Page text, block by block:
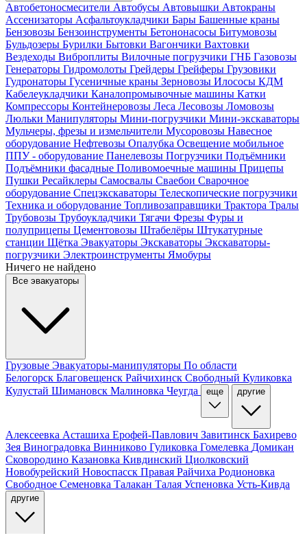
Автобетоносмесители Автобусы Автовышки Автокраны
Ассенизаторы Асфальтоукладчики Бары Башенные краны
Бензовозы Бензоинструменты Бетононасосы Битумовозы
Бульдозеры Бурилки Бытовки Вагончики Вахтовки
Вездеходы Виброплиты Вилочные погрузчики ГНБ Газовозы
Генераторы Гидромолоты Грейдеры Грейферы Грузовики
Гудронаторы Гусеничные краны Зерновозы Илососы КДМ
Кабелеукладчики Каналопромывочные машины Катки
Компрессоры Контейнеровозы Леса Лесовозы Ломовозы
Люльки Манипуляторы Мини-погрузчики Мини-экскаваторы
Мульчеры, фрезы и измельчители Мусоровозы Навесное
оборудование Нефтевозы Опалубка Освещение мобильное
ППУ - оборудование Панелевозы Погрузчики Подъёмники
Подъёмники фасадные Поливомоечные машины Прицепы
Пушки Ресайклеры Самосвалы Сваебои Сварочное
оборудование Спецэкскаваторы Телескопические погрузчики
Техника и оборудование Топливозаправщики Трактора Тралы
Трубовозы Трубоукладчики Тягачи Фрезы Фуры и
полуприцепы Цементовозы Штабелёры Штукатурные
станции Щётка Эвакуаторы Экскаваторы Экскаваторы-
погрузчики Электроинструменты Ямобуры
Ничего не найдено
Все эвакуаторы
Грузовые Эвакуаторы-манипуляторы По области
Белогорск Благовещенск Райчихинск Свободный Куликовка
Кулустай Шимановск Малиновка Чеугда еще другие
Алексеевка Асташиха Ерофей-Павлович Завитинск Бахирево
Зея Виноградовка Винниково Гуликовка Гомелевка Домикан
Сковородино Казановка Кивдинский Циолковский
Новобурейский Новоспасск Правая Райчиха Родионовка
Свободное Семеновка Талакан Талая Успеновка Усть-Кивда
другие